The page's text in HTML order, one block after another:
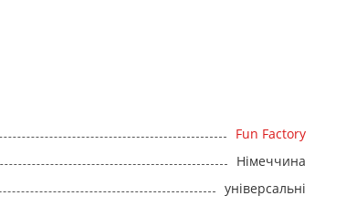
Fun Factory
Німеччина
універсальні